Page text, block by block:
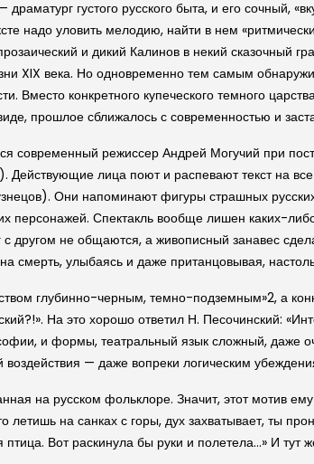
густого русского быта, и его сочный,
надо уловить мелодию, найти в нем
и дикий Калинов в некий сказочный
XIX века. Но одновременно тем самым
Вместо конкретного купеческого темного
прошлое сближалось с современностью и
режиссер Андрей Могучий при
лица поют и распевают текст на
Они напоминают фигуры страшных
персонажей. Спектакль вообще лишен каких-
другом не общаются, а живописный занавес
смерть, улыбаясь и даже пританцовывая,
глубинно-черным, темно-подземным»2, а
На это хорошо ответил Н. Песочинский:
и формы, театральный язык сложный, даже
— даже вопреки логическим
на русском фольклоре. Значит, этот мотив
летишь на санках с горы, дух захватывает, ты
Вот раскинула бы руки и полетела…» И тут